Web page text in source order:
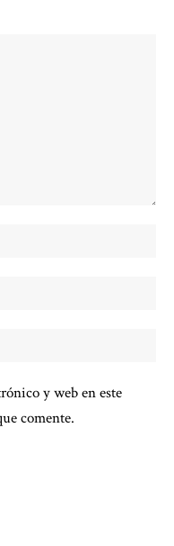
y web en este
comente.